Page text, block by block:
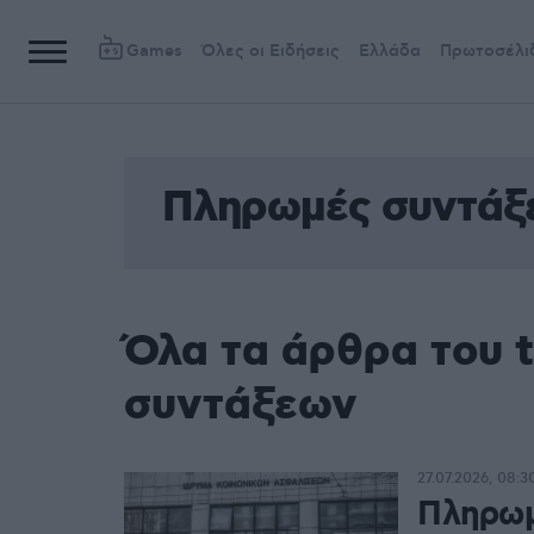
Games Όλες οι Ειδήσεις Ελλάδα
Πληρωμές
Όλα τα άρθρα του
συντάξεων
27.07.2026,